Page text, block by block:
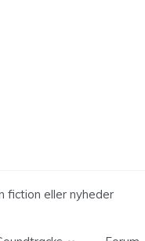
fiction eller nyheder